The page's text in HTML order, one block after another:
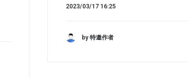
2023/03/17 16:25
by 特邀作者